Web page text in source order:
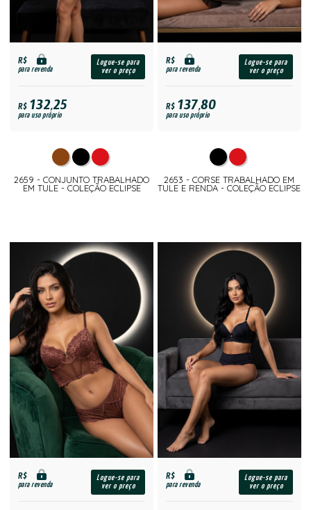
R$
para revenda
Logue-se para
ver o preço
R$132,25
para uso próprio
2659 - CONJUNTO TRABALHADO
EM TULE - COLEÇÃO ECLIPSE
R$
para revenda
Logue-se para
ver o preço
R$137,80
para uso próprio
2653 - CORSE TRABALHADO EM
TULE E RENDA - COLEÇÃO ECLIPSE
R$
para revenda
Logue-se para
ver o preço
R$
para revenda
Logue-se para
ver o preço